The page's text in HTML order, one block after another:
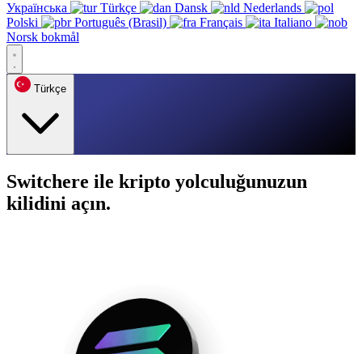
Українська
Türkçe Dansk
Nederlands
Polski
Português (Brasil) Français
Italiano
Norsk bokmål
Türkçe
Switchere ile kripto yolculuğunuzun
kilidini açın.